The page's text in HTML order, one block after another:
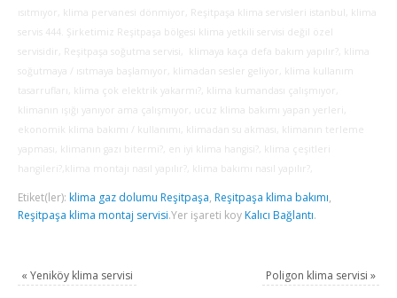
ısıtmıyor, klima pervanesi dönmiyor, Reşitpaşa klima servisleri istanbul, klima
servis 444. Şirketimiz Reşitpaşa bölgesi klima yetkili servisi değil özel
servisidir, Reşitpaşa soğutma servisi, klimaya kaça defa bakım yapılır?, klima
soğutmaya / ısıtmaya başlamıyor, klimadan sesler geliyor, klima kullanım
tasarrufları, klima çok elektrik yakarmı?, klima kumandası çalışmıyor,
klimanın ışığı yanıyor ama çalışmıyor, ucuz klima bakımı yapan yerleri,
ekonomik klima bakımı / kullanımı, klimadan su akması, klimanın terleme
yapması, klimanın gazı bitermi?, en iyi klima hangisi?, klima çeşitleri
hangileri?,klima montajı nasıl yapılır?, klima bakımı nasıl yapılır?,
Etiket(ler): klima gaz dolumu Reşitpaşa, Reşitpaşa klima bakımı,
Reşitpaşa klima montaj servisi.Yer işareti koy Kalıcı Bağlantı.
« Yeniköy klima servisi Poligon klima servisi »